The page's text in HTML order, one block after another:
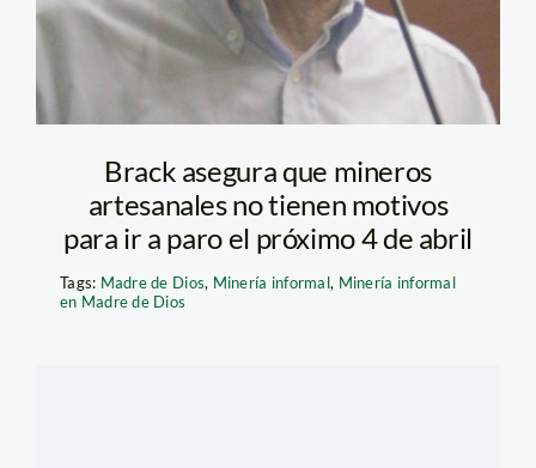
Brack asegura que mineros
artesanales no tienen motivos
para ir a paro el próximo 4 de abril
Tags: Madre de Dios, Minería informal, Minería informal
en Madre de Dios